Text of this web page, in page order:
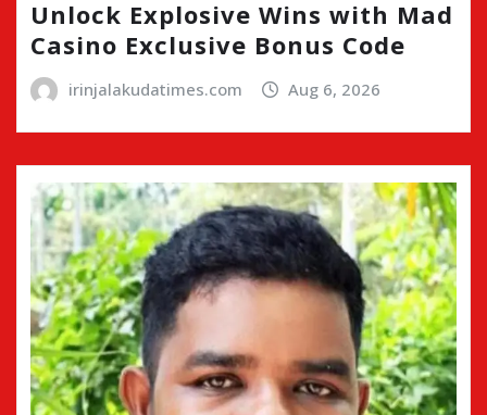
Unlock Explosive Wins with Mad
Casino Exclusive Bonus Code
irinjalakudatimes.com Aug 6, 2026